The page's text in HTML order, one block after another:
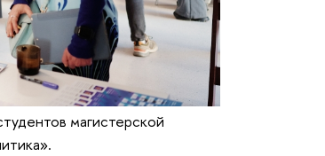
магистерской